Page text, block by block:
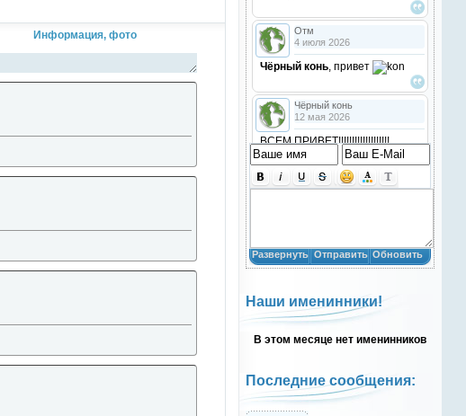
Информация, фото
Отм
4 июля 2026
Чёрный конь, привет
Чёрный конь
12 мая 2026
ВСЕМ ПРИВЕТ!!!!!!!!!!!!!!!!!!!
!!!!
Анастасия18
Анастасия18
кто игры скачивал недавно?
Анастасия18
привет
Natali
Развернуть Отправить Обновить
Наши именинники!
В этом месяце нет именинников
Последние сообщения: